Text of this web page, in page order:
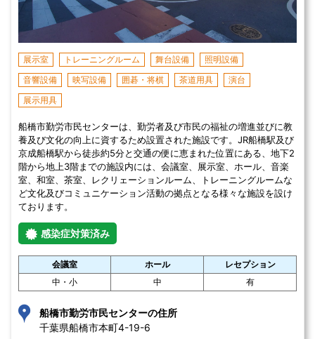
展示室 トレーニングルーム 舞台設備
照明設備
音響設備
映写設備 囲碁・将棋 茶道用具
演台
展示用具
船橋市勤労市民センターは、勤労者及び市民の福祉の増進並びに教
養及び文化の向上に資するため設置された施設です。JR船橋駅及び
京成船橋駅から徒歩約5分と交通の便に恵まれた位置にある、地下2
階から地上3階までの施設内には、会議室、展示室、ホール、音楽
室、和室、茶室、レクリェーションルーム、トレーニングルームな
ど文化及びコミュニケーション活動の拠点となる様々な施設を設け
ております。
感染症対策済み
会議室 ホール
レセプション
中・小
中 有
船橋市勤労市民センターの住所
千葉県船橋市本町4-19-6